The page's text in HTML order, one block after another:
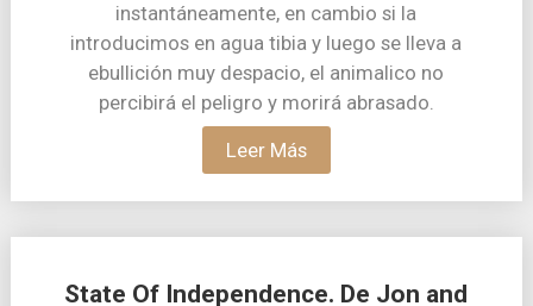
instantáneamente, en cambio si la
introducimos en agua tibia y luego se lleva a
ebullición muy despacio, el animalico no
percibirá el peligro y morirá abrasado.
Leer Más
State Of Independence. De Jon and